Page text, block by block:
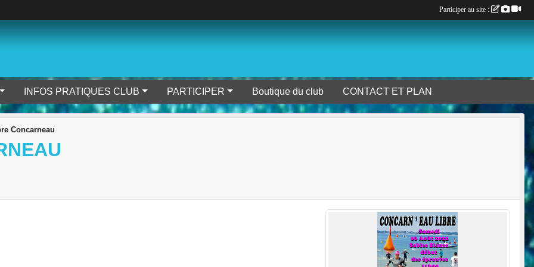
INFOS PRATIQUES CLUB PARTICIPER Boutique du club CONTACT ET PLAN
Concarneau
Participer au site :